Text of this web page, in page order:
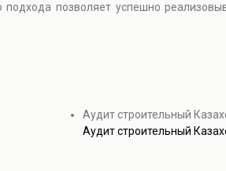
позволяет успешно
Аудит строительный
Аудит строительный